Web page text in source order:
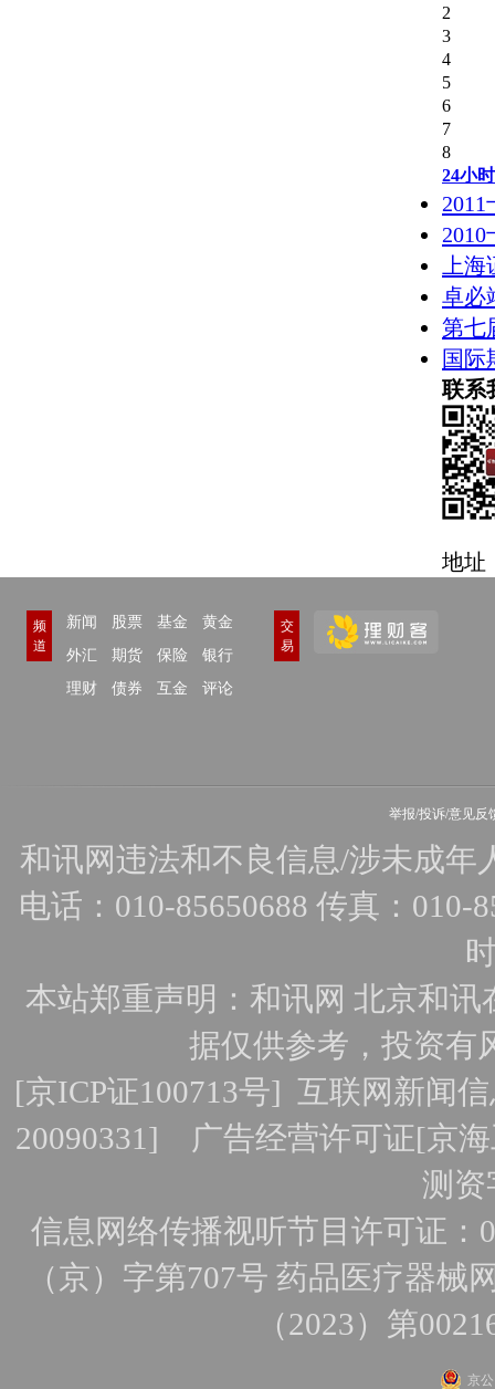
2
3
4
5
6
7
8
24小
上
卓必
第七
国际
联系
地址
频
道
新闻 股票 基金
黄金
外汇
期货 保险
银行
理财
债券 互金 评论
交
易
举报/投诉/意见反
和讯网违法和不良信息/涉未成年
电话：010-85650688 传真：010-
本站郑重声明：和讯网 北京和
据仅供参考，投资有
[京ICP证100713号] 互联网新闻
20090331] 广告经营许可证[京
测资
信息网络传播视听节目许可证：
（京）字第707号 药品医疗器械
（2023）第
京